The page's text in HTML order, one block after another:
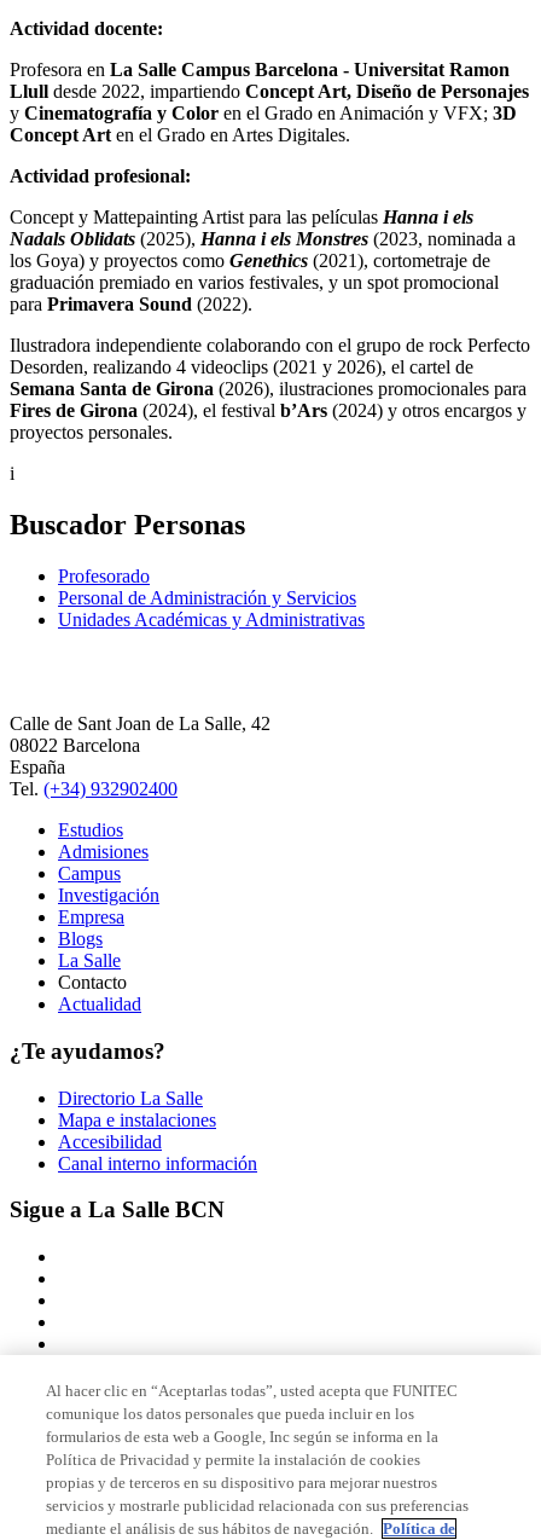
Actividad docente:
Profesora en La Salle Campus Barcelona - Universitat Ramon
Llull desde 2022, impartiendo Concept Art, Diseño de Personajes
y Cinematografía y Color en el Grado en Animación y VFX; 3D
Concept Arten el Grado en Artes Digitales.
Actividad profesional:
Concept y Mattepainting Artist para las películas Hanna i els
Nadals Oblidats (2025), Hanna i els Monstres (2023, nominada a
los Goya) y proyectos como Genethics (2021), cortometraje de
graduación premiado en varios festivales, y un spot promocional
para Primavera Sound (2022).
Ilustradora independiente colaborando con el grupo de rock Perfecto
Desorden, realizando 4 videoclips (2021 y 2026), el cartel de
Semana Santa de Girona (2026), ilustraciones promocionales para
Fires de Girona (2024), el festival b’Ars (2024) y otros encargos y
proyectos personales.
i
Buscador Personas
Profesorado
Personal de Administración y Servicios
Unidades Académicas y Administrativas
Calle de Sant Joan de La Salle, 42
08022 Barcelona
España
Tel. (+34) 932902400
Estudios
Admisiones
Campus
Investigación
Empresa
Blogs
La Salle
Contacto
Actualidad
¿Te ayudamos?
Directorio La Salle
Mapa e instalaciones
Accesibilidad
Canal interno información
Sigue a La Salle BCN
Miembro de
Acreditaciones
Al hacer clic en “Aceptarlas todas”, usted acepta que FUNITEC
comunique los datos personales que pueda incluir en los
formularios de esta web a Google, Inc según se informa en la
Política de Privacidad y permite la instalación de cookies
propias y de terceros en su dispositivo para mejorar nuestros
servicios y mostrarle publicidad relacionada con sus preferencias
mediante el análisis de sus hábitos de navegación. Política de